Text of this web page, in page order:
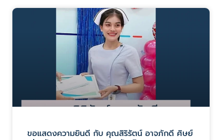
ขอแสดงความยินดี กับ คุณสิริรัตน์ อาจภักดี ศิษย์